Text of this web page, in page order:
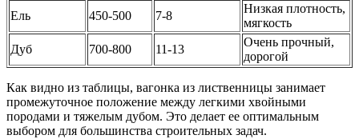
Ель 450-500 7-8
Низкая плотность,
мягкость
Дуб
700-800 11-13
Очень прочный,
дорогой
Как видно из таблицы, вагонка из лиственницы занимает
промежуточное положение между легкими хвойными
породами и тяжелым дубом. Это делает ее оптимальным
выбором для большинства строительных задач.